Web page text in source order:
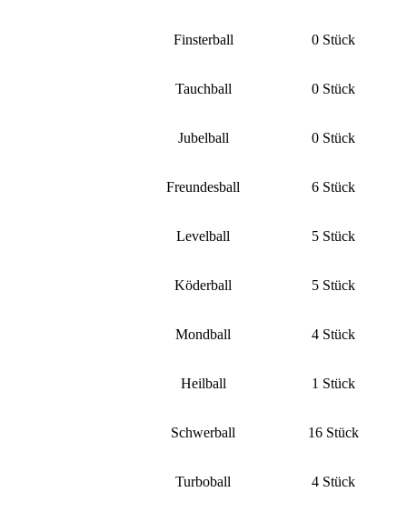
Finsterball 0 Stück
Tauchball 0 Stück
Jubelball 0 Stück
Freundesball 6 Stück
Levelball 5 Stück
Köderball 5 Stück
Mondball 4 Stück
Heilball 1 Stück
Schwerball 16 Stück
Turboball 4 Stück